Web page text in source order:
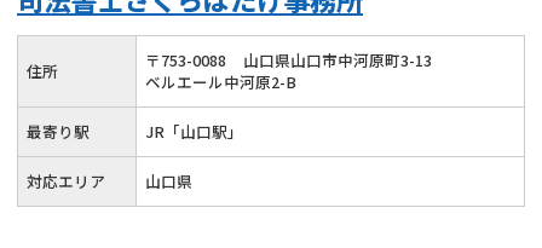
住所 〒753-0088
山口県山口市中河原町3-13
ベルエール中河原2-B
最寄り駅 JR「山口駅」
対応エリア 山口県